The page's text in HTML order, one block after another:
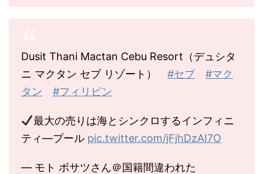
Dusit Thani Mactan Cebu Resort（デュシタ
ニ マクタン セブ リゾート） #セブ
#マク
タン
#フィリピン
最大の売りは海とシンクロするインフィニ
ティ―プール pic.twitter.com/jFjhDzAI7O
— モト ボサツさん＠国籍間違われた